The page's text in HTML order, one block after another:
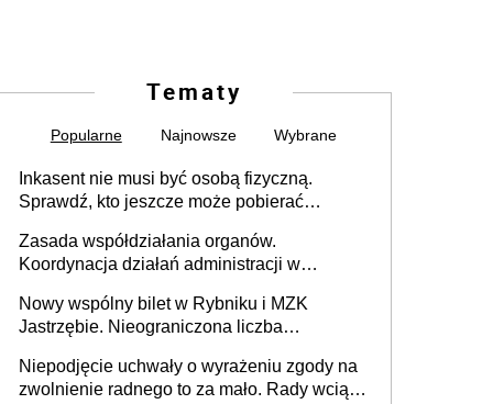
Tematy
Popularne Najnowsze Wybrane
Inkasent nie musi być osobą fizyczną.
Sprawdź, kto jeszcze może pobierać
Zasada współdziałania organów.
Koordynacja działań administracji w
Nowy wspólny bilet w Rybniku i MZK
Jastrzębie. Nieograniczona liczba
Niepodjęcie uchwały o wyrażeniu zgody na
zwolnienie radnego to za mało. Rady wciąż